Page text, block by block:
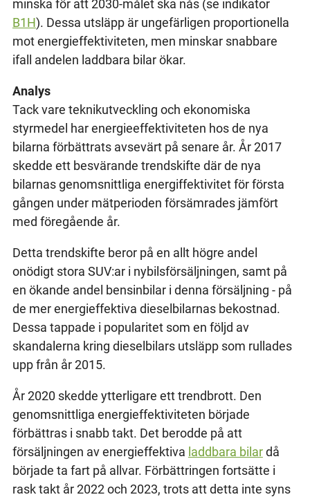
minska för att 2030-målet ska nås (se indikator
B1H). Dessa utsläpp är ungefärligen proportionella
mot energieffektiviteten, men minskar snabbare
ifall andelen laddbara bilar ökar.
Analys
Tack vare teknikutveckling och ekonomiska
styrmedel har energieeffektiviteten hos de nya
bilarna förbättrats avsevärt på senare år. År 2017
skedde ett besvärande trendskifte där de nya
bilarnas genomsnittliga energiffektivitet för första
gången under mätperioden försämrades jämfört
med föregående år.
Detta trendskifte beror på en allt högre andel
onödigt stora SUV:ar i nybilsförsäljningen, samt på
en ökande andel bensinbilar i denna försäljning - på
de mer energieffektiva dieselbilarnas bekostnad.
Dessa tappade i popularitet som en följd av
skandalerna kring dieselbilars utsläpp som rullades
upp från år 2015.
År 2020 skedde ytterligare ett trendbrott. Den
genomsnittliga energieffektiviteten började
förbättras i snabb takt. Det berodde på att
försäljningen av energieffektiva laddbara bilardå
började ta fart på allvar. Förbättringen fortsätte i
rask takt år 2022 och 2023, trots att detta inte syns